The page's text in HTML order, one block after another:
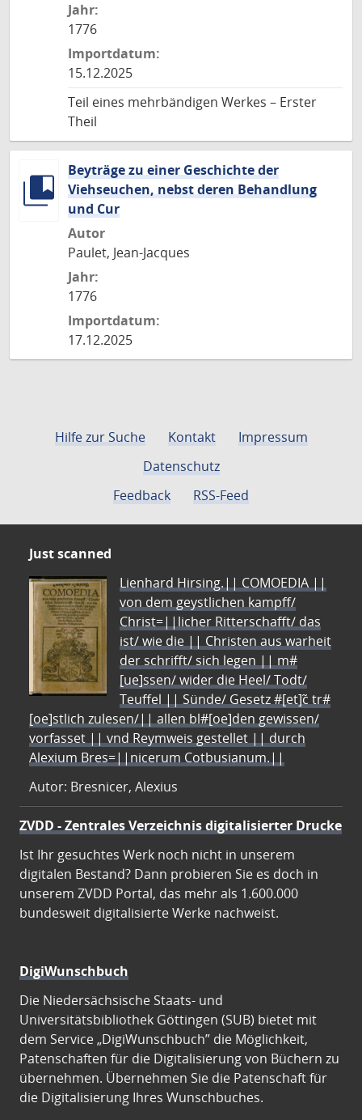
Jahr:
1776
Importdatum:
15.12.2025
Teil eines mehrbändigen Werkes – Erster
Theil
Beyträge zu einer Geschichte der
Viehseuchen, nebst deren Behandlung
und Cur
Autor
Paulet, Jean-Jacques
Jahr:
1776
Importdatum:
17.12.2025
Hilfe zur Suche Kontakt
Impressum
Datenschutz
Feedback
RSS-Feed
Just scanned
Lienhard Hirsing.|| COMOEDIA ||
von dem geystlichen kampff/
Christ=||licher Ritterschafft/ das
ist/ wie die || Christen aus warheit
der schrifft/ sich legen || m#
[ue]ssen/ wider die Heel/ Todt/
Teuffel || Sünde/ Gesetz #[et]c̃ tr#
[oe]stlich zulesen/|| allen bl#[oe]den gewissen/
vorfasset || vnd Reymweis gestellet || durch
Alexium Bres=||nicerum Cotbusianum.||
Autor: Bresnicer, Alexius
ZVDD - Zentrales Verzeichnis digitalisierter Drucke
Ist Ihr gesuchtes Werk noch nicht in unserem
digitalen Bestand? Dann probieren Sie es doch in
unserem ZVDD Portal, das mehr als 1.600.000
bundesweit digitalisierte Werke nachweist.
DigiWunschbuch
Die Niedersächsische Staats- und
Universitätsbibliothek Göttingen (SUB) bietet mit
dem Service „DigiWunschbuch” die Möglichkeit,
Patenschaften für die Digitalisierung von Büchern zu
übernehmen. Übernehmen Sie die Patenschaft für
die Digitalisierung Ihres Wunschbuches.